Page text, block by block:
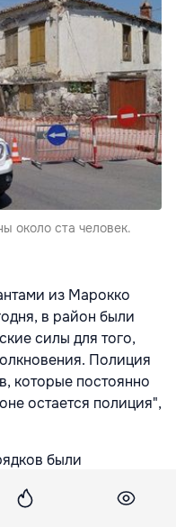
около ста человек.
из Марокко
в район были
силы для того,
Полиция
которые постоянно
остается полиция",
были
чтобы успокоить